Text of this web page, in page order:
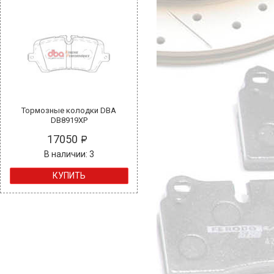
Тормозные колодки DBA
DB8919XP
17050
В наличии: 3
КУПИТЬ